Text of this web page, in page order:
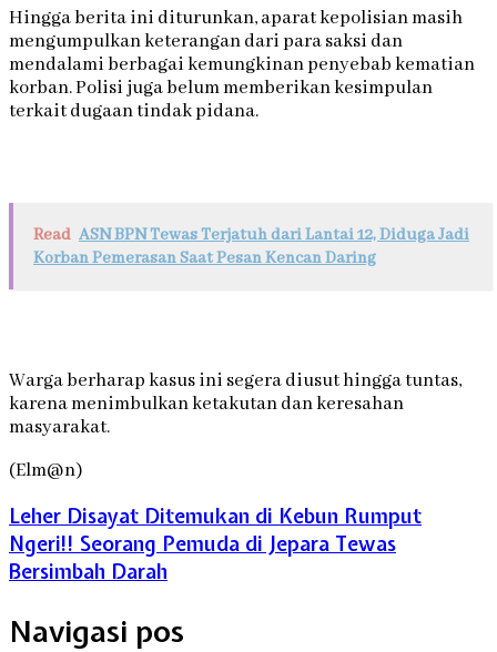
Hingga berita ini diturunkan, aparat kepolisian masih
mengumpulkan keterangan dari para saksi dan
mendalami berbagai kemungkinan penyebab kematian
korban. Polisi juga belum memberikan kesimpulan
terkait dugaan tindak pidana.
Read ASN BPN Tewas Terjatuh dari Lantai 12, Diduga Jadi
Korban Pemerasan Saat Pesan Kencan Daring
Warga berharap kasus ini segera diusut hingga tuntas,
karena menimbulkan ketakutan dan keresahan
masyarakat.
(Elm@n)
Leher Disayat Ditemukan di Kebun Rumput
Ngeri!! Seorang Pemuda di Jepara Tewas
Bersimbah Darah
Navigasi pos